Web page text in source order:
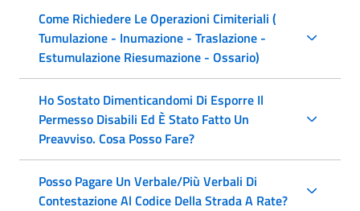
Come Richiedere Le Operazioni Cimiteriali (
Tumulazione - Inumazione - Traslazione -
Estumulazione Riesumazione - Ossario)
Ho Sostato Dimenticandomi Di Esporre Il
Permesso Disabili Ed È Stato Fatto Un
Preavviso. Cosa Posso Fare?
Posso Pagare Un Verbale/Più Verbali Di
Contestazione Al Codice Della Strada A Rate?